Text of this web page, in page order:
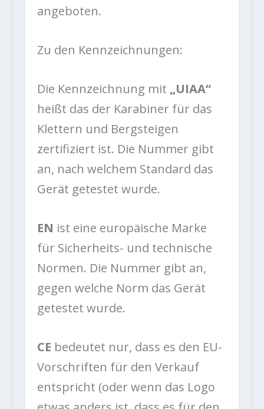
angeboten.
Zu den Kennzeichnungen:
Die Kennzeichnung mit „UIAA“
heißt das der Karabiner für das
Klettern und Bergsteigen
zertifiziert ist. Die Nummer gibt
an, nach welchem Standard das
Gerät getestet wurde.
EN ist eine europäische Marke
für Sicherheits- und technische
Normen. Die Nummer gibt an,
gegen welche Norm das Gerät
getestet wurde.
CE bedeutet nur, dass es den EU-
Vorschriften für den Verkauf
entspricht (oder wenn das Logo